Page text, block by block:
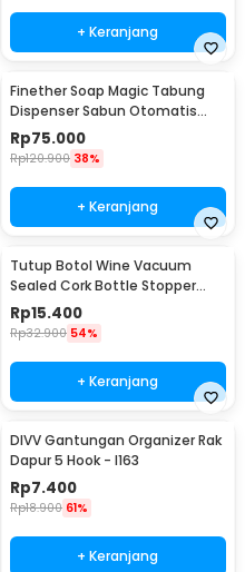
+ Keranjang
Finether Soap Magic Tabung
Dispenser Sabun Otomatis
400ml - AD-03
Rp75.000
Rp120.900 38%
+ Keranjang
Tutup Botol Wine Vacuum
Sealed Cork Bottle Stopper
Stainless Steel - G94529
Rp15.400
Rp32.900 54%
+ Keranjang
DIVV Gantungan Organizer Rak
Dapur 5 Hook - I163
Rp7.400
Rp18.900 61%
+ Keranjang